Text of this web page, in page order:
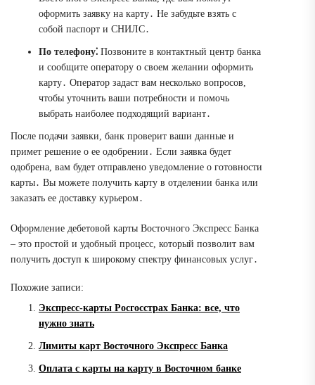
оформить заявку на карту․ Не забудьте взять с
собой паспорт и СНИЛС․
По телефону⁚ Позвоните в контактный центр банка
и сообщите оператору о своем желании оформить
карту․ Оператор задаст вам несколько вопросов,
чтобы уточнить ваши потребности и помочь
выбрать наиболее подходящий вариант․
После подачи заявки, банк проверит ваши данные и
примет решение о ее одобрении․ Если заявка будет
одобрена, вам будет отправлено уведомление о готовности
карты․ Вы можете получить карту в отделении банка или
заказать ее доставку курьером․
Оформление дебетовой карты Восточного Экспресс Банка
– это простой и удобный процесс, который позволит вам
получить доступ к широкому спектру финансовых услуг․
Похожие записи:
Экспресс-карты Росгосстрах Банка: все, что
нужно знать
Лимиты карт Восточного Экспресс Банка
Оплата с карты на карту в Восточном банке